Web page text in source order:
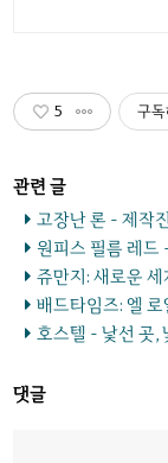
5 구독
고장난 론 - 제작
원피스 필름 레드
쥬만지: 새로운
배드타임즈: 엘
호스텔 - 낯선 곳,
댓글